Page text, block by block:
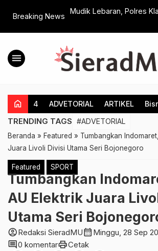
Breaking News
Kades
Pingsan
Mudik Lebaran, Polres
Kemacetan di Dua Exit
Fungsional
menu
home 4 ADVETORIAL ARTIKEL
TRENDING TAGS #ADVETORIAL
Beranda » Featured » Tumbangkan
Juara Livoli Divisi Utama Seri Bojonegoro
Featured SPORT
Tumbangkan
AU Elektrik Juara
Utama Seri
account_circleRedaksi SieradMUcalendar_month Minggu, 28 Sep
comment0 komentarprintCetak